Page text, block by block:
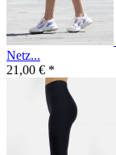
Netz...
21,00 € *